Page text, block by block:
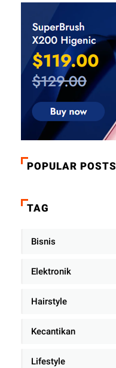
POPULAR POSTS
TAG
Bisnis
Elektronik
Hairstyle
Kecantikan
Lifestyle